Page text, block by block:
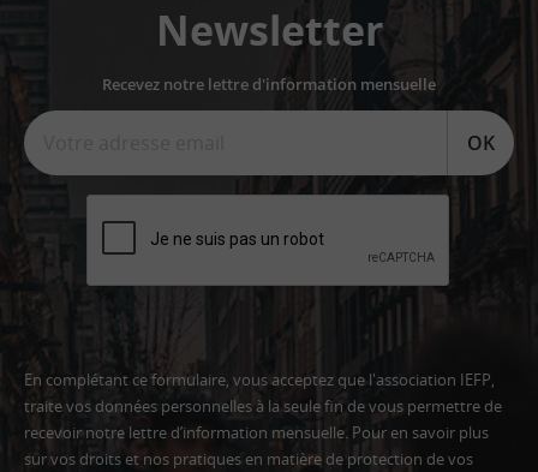
Newsletter
Recevez notre lettre d'information mensuelle
OK
En complétant ce formulaire, vous acceptez que l'association IEFP,
traite vos données personnelles à la seule fin de vous permettre de
recevoir notre lettre d’information mensuelle. Pour en savoir plus
sur vos droits et nos pratiques en matière de protection de vos